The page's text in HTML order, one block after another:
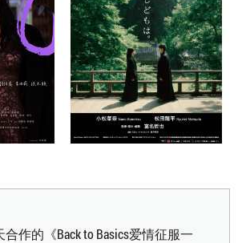
作的《Back to Basics爱情征服一